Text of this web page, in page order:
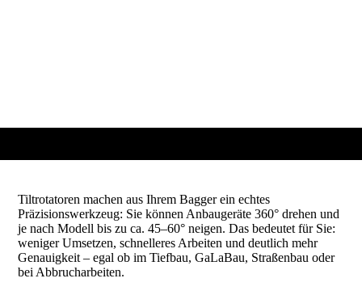
Tiltrotatoren machen aus Ihrem Bagger ein echtes
Präzisionswerkzeug: Sie können Anbaugeräte 360° drehen und
je nach Modell bis zu ca. 45–60° neigen. Das bedeutet für Sie:
weniger Umsetzen, schnelleres Arbeiten und deutlich mehr
Genauigkeit – egal ob im Tiefbau, GaLaBau, Straßenbau oder
bei Abbrucharbeiten.